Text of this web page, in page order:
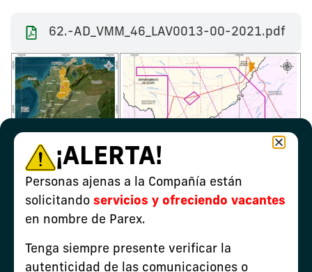
62.-AD_VMM_46_LAV0013-00-2021.pdf
¡ALERTA!
Personas ajenas a la Compañía están
solicitando servicios y ofreciendo vacantes
en nombre de Parex.
Tenga siempre presente verificar la
autenticidad de las comunicaciones o